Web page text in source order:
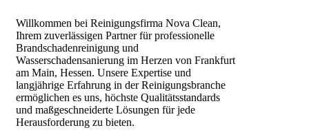
Willkommen bei Reinigungsfirma Nova Clean,
Ihrem zuverlässigen Partner für professionelle
Brandschadenreinigung und
Wasserschadensanierung im Herzen von Frankfurt
am Main, Hessen. Unsere Expertise und
langjährige Erfahrung in der Reinigungsbranche
ermöglichen es uns, höchste Qualitätsstandards
und maßgeschneiderte Lösungen für jede
Herausforderung zu bieten.